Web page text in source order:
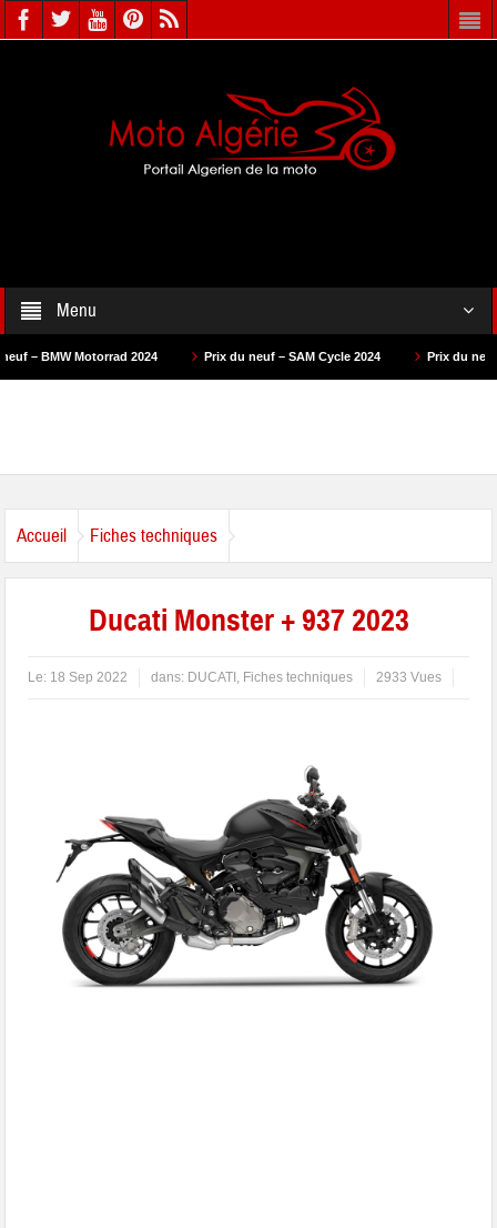
Menu
2024 Prix du neuf – SAM Cycle 2024 Prix du neuf – AS Motors
Accueil Fiches techniques
Ducati Monster + 937 2023
Le: 18 Sep 2022 dans: DUCATI , Fiches techniques 2933 Vues